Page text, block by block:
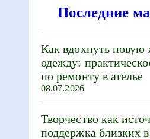
Последние
Как вдохнуть новую
одежду:
по ремонту в ателье
08.07.2026
Творчество как
поддержка близких